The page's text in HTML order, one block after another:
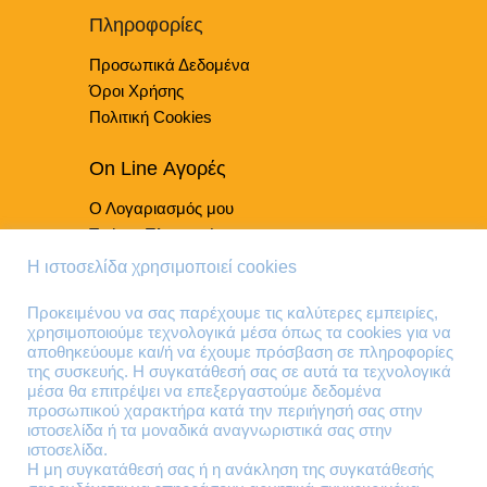
του
Πληροφορίες
Προσωπικά Δεδομένα
Όροι Χρήσης
Πολιτική Cookies
On Line Αγορές
Ο Λογαριασμός μου
Τρόποι Πληρωμής
Τρόποι Παράδοσης
Τηλέφωνα Επικοινωνίας
210 41 13 636
210 41 13 280
Διεύθυνση
Η ιστοσελίδα χρησιμοποιεί cookies
Προκειμένου να σας παρέχουμε τις καλύτερες εμπειρίες,
χρησιμοποιούμε τεχνολογικά μέσα όπως τα cookies για να
αποθηκεύουμε και/ή να έχουμε πρόσβαση σε πληροφορίες
της συσκευής. Η συγκατάθεσή σας σε αυτά τα τεχνολογικά
μέσα θα επιτρέψει να επεξεργαστούμε δεδομένα
προσωπικού χαρακτήρα κατά την περιήγησή σας στην
ιστοσελίδα ή τα μοναδικά αναγνωριστικά σας στην
ιστοσελίδα.
Η μη συγκατάθεσή σας ή η ανάκληση της συγκατάθεσής